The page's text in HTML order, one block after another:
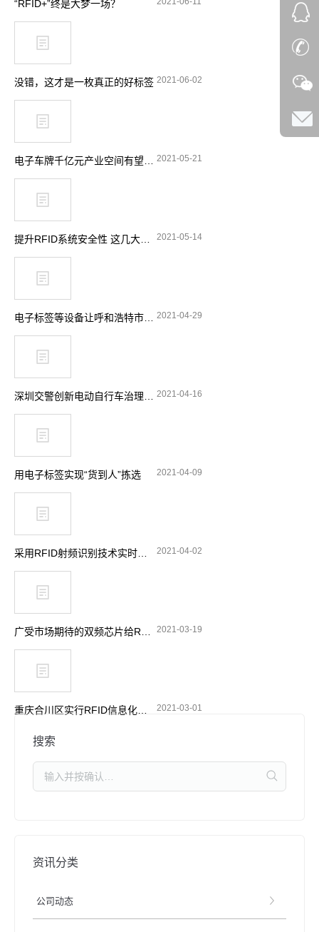
“RFID+”终是大梦一场？
没错，这才是一枚真正的好标签 2021-06-02
2021-05-21
2021-05-14
2021-04-29
2021-04-16
用电子标签实现“货到人”拣选 2021-04-09
2021-04-02
2021-03-19
2021-03-01
搜索
资讯分类
公司动态